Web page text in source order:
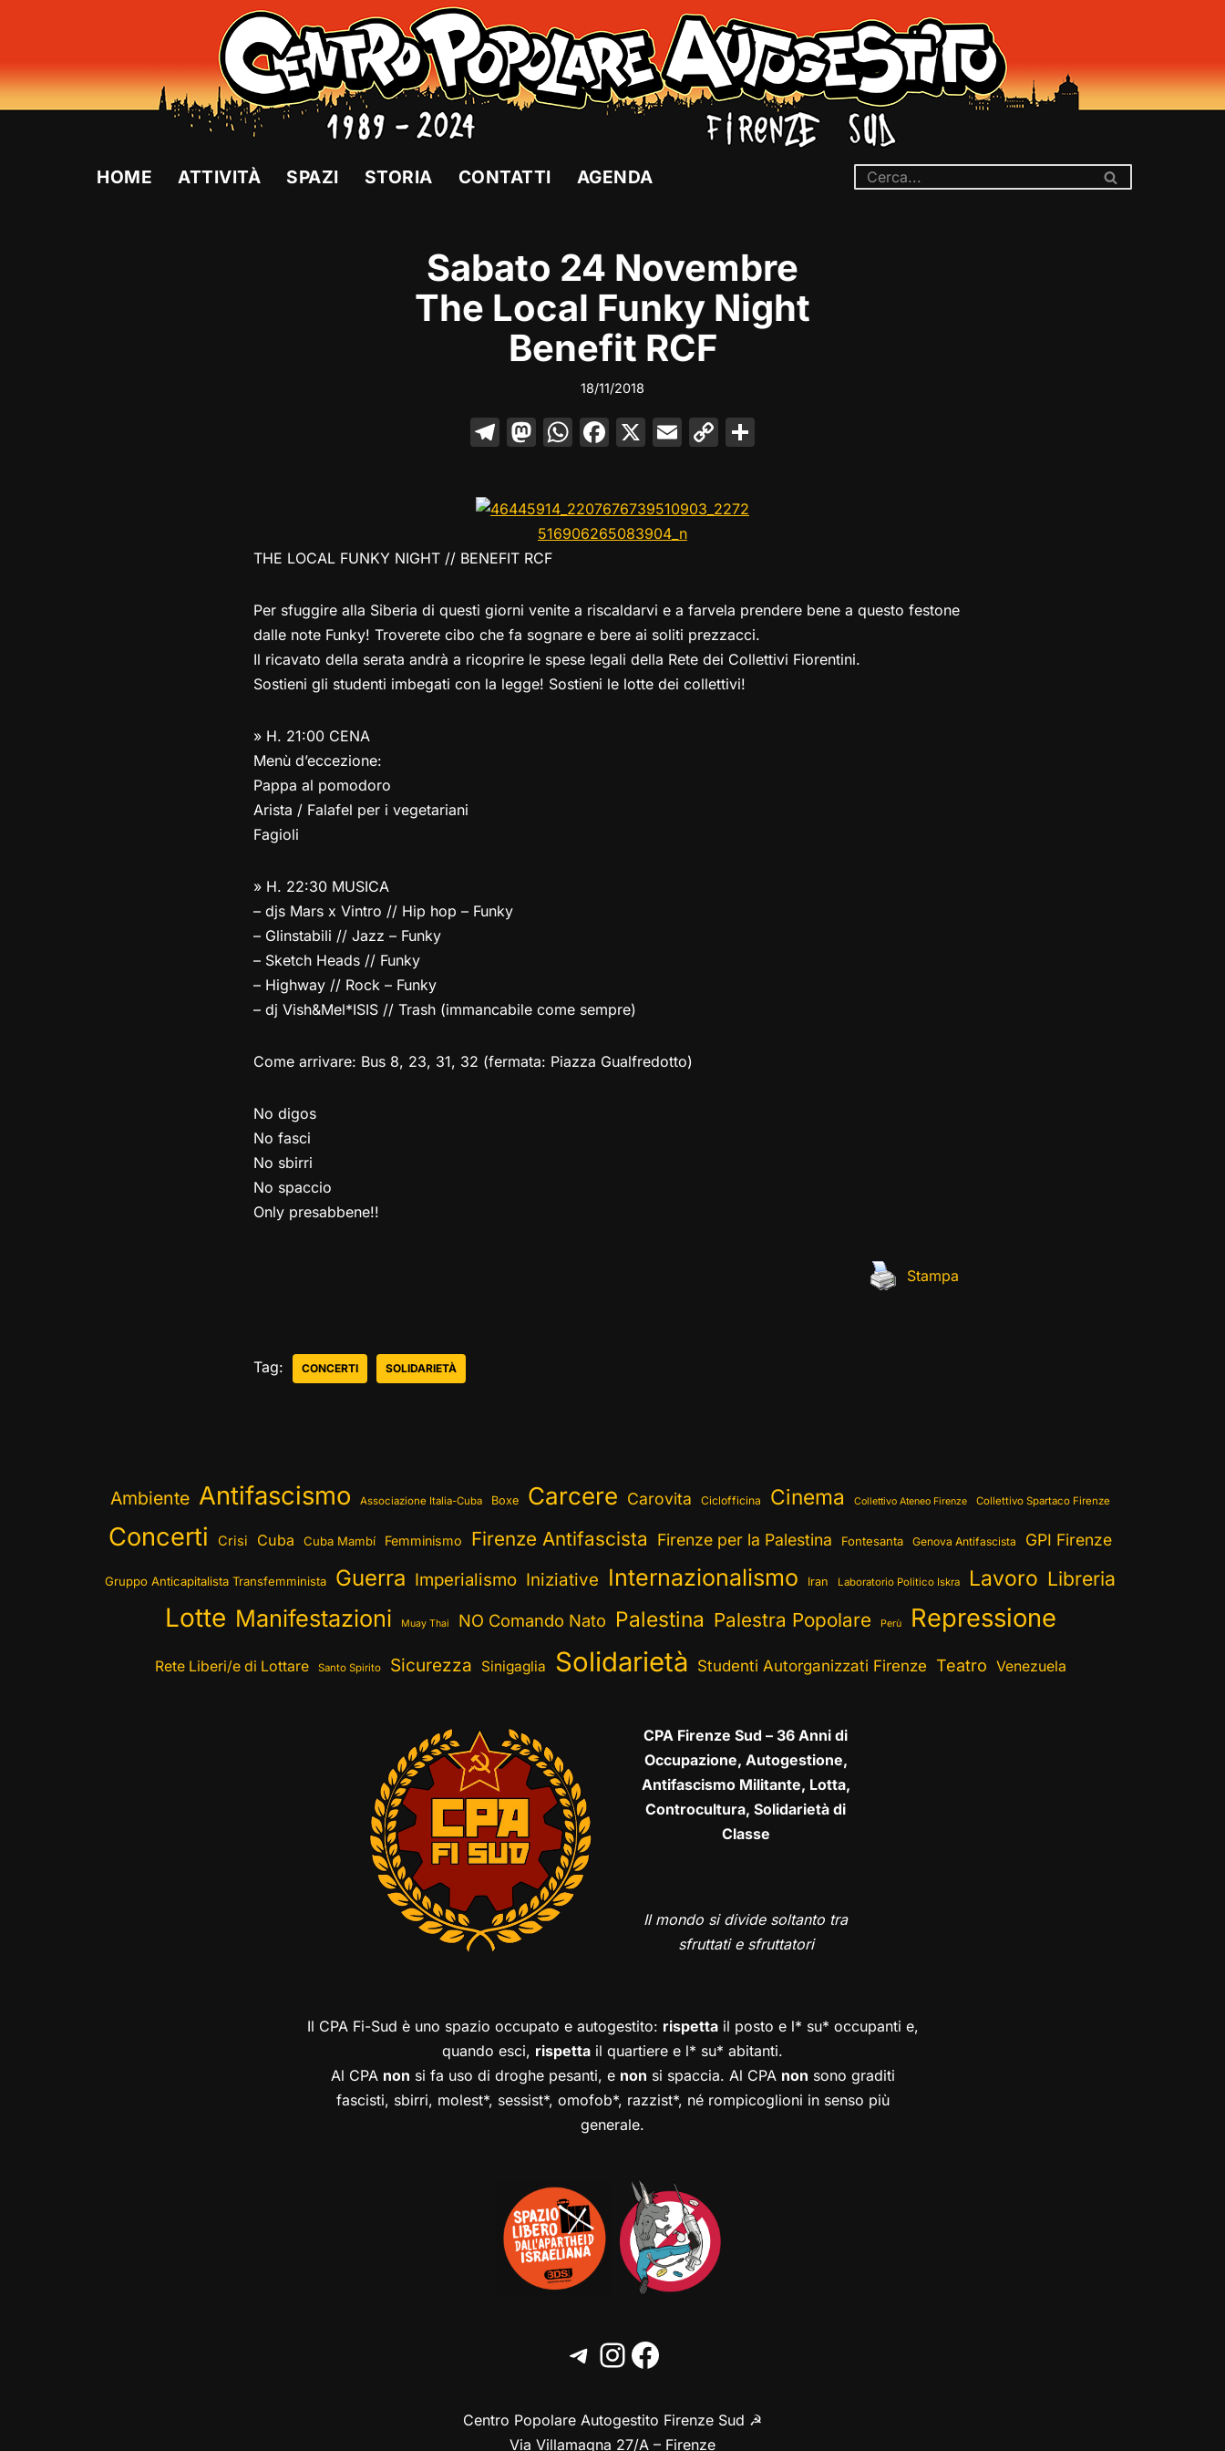
al
HOME ATTIVITÀ SPAZI STORIA CONTATTI AGENDA
Sabato 24 Novembre
The Local Funky Night
Benefit RCF
18/11/2018
T
gr
a
M
o
d
n
W
s
A
p
F
e
b
o
k
X E
l
C
y
k
THE LOCAL FUNKY NIGHT // BENEFIT RCF
Per sfuggire alla Siberia di questi giorni venite a riscaldarvi e a farvela prendere bene a questo festone
dalle note Funky! Troverete cibo che fa sognare e bere ai soliti prezzacci.
Il ricavato della serata andrà a ricoprire le spese legali della Rete dei Collettivi Fiorentini.
Sostieni gli studenti imbegati con la legge! Sostieni le lotte dei collettivi!
» H. 21:00 CENA
Menù d’eccezione:
Pappa al pomodoro
Arista / Falafel per i vegetariani
Fagioli
» H. 22:30 MUSICA
– djs Mars x Vintro // Hip hop – Funky
– Glinstabili // Jazz – Funky
– Sketch Heads // Funky
– Highway // Rock – Funky
– dj Vish&Mel*ISIS // Trash (immancabile come sempre)
Come arrivare: Bus 8, 23, 31, 32 (fermata: Piazza Gualfredotto)
No digos
No fasci
No sbirri
No spaccio
Only presabbene!!
Stampa
Tag: CONCERTI SOLIDARIETÀ
Ambiente Antifascismo Associazione Italia-Cuba Boxe Carcere Carovita Ciclofficina Cinema Collettivo Ateneo Firenze Collettivo Spartaco Firenze
Concerti Crisi Cuba Cuba Mambí Femminismo Firenze Antifascista Firenze per la Palestina Fontesanta Genova Antifascista GPI Firenze
Gruppo Anticapitalista Transfemminista Guerra Imperialismo Iniziative Internazionalismo Iran Laboratorio Politico Iskra Lavoro Libreria
Lotte Manifestazioni Muay Thai NO Comando Nato Palestina Palestra Popolare Perù Repressione
Rete Liberi/e di Lottare Santo Spirito Sicurezza Sinigaglia Solidarietà Studenti Autorganizzati Firenze Teatro Venezuela
CPA Firenze Sud – 36 Anni di
Occupazione, Autogestione,
Antifascismo Militante, Lotta,
Controcultura, Solidarietà di
Classe
Il mondo si divide soltanto tra
sfruttati e sfruttatori
Il CPA Fi-Sud è uno spazio occupato e autogestito: rispettail posto e l* su* occupanti e,
quando esci, rispetta il quartiere e l* su* abitanti.
Al CPA non si fa uso di droghe pesanti, e non si spaccia. Al CPA non sono graditi
fascisti, sbirri, molest*, sessist*, omofob*, razzist*, né rompicoglioni in senso più
generale.
Centro Popolare Autogestito Firenze Sud ☭
Via Villamagna 27/A – Firenze